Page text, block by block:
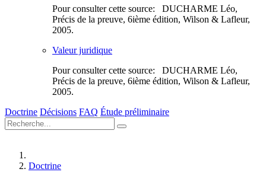
Pour consulter cette source: DUCHARME Léo,
Précis de la preuve, 6ième édition, Wilson & Lafleur,
2005.
Valeur juridique
Pour consulter cette source: DUCHARME Léo,
Précis de la preuve, 6ième édition, Wilson & Lafleur,
2005.
Doctrine Décisions FAQ Étude préliminaire
Doctrine